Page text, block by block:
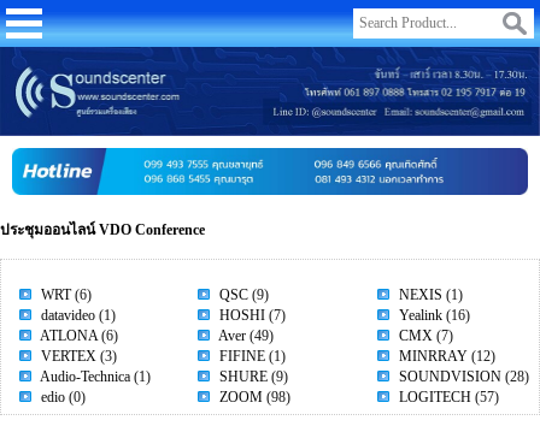
ประชุมออนไลน์ VDO Conference
WRT(6) QSC (9) NEXIS (1)
datavideo (1) HOSHI (7) Yealink (16)
ATLONA (6) Aver (49) CMX (7)
VERTEX (3) FIFINE (1) MINRRAY (12)
Audio-Technica (1) SHURE (9) SOUNDVISION (28)
edio (0) ZOOM (98) LOGITECH (57)